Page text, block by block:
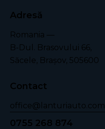
Adresă
Romania —
B-Dul. Brasovului 66,
Săcele, Braşov, 505600
Contact
office@lanturiauto.com
0755 268 874